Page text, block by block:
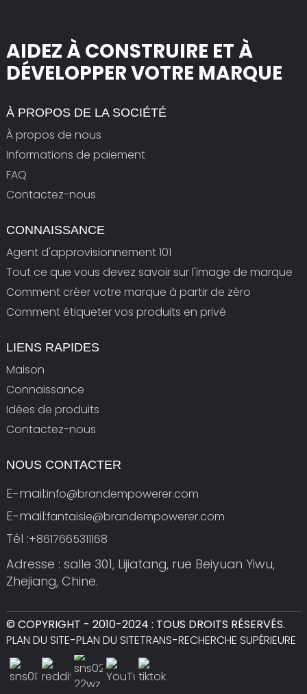
AIDEZ À CONSTRUIRE ET À
DÉVELOPPER VOTRE MARQUE
À PROPOS DE LA SOCIÉTÉ
À propos de nous
Informations de paiement
FAQ
Contactez-nous
CONNAISSANCE
Agent d'approvisionnement 101
Tout ce que vous devez savoir sur l'image de marque
Comment créer votre marque à partir de zéro
Comment étiqueter vos produits en privé
LIENS RAPIDES
Maison
Connaissance
Idées de produits
Contactez-nous
NOUS CONTACTER
E-mail:info@brandempowerer.com
E-mail:fantaisie@brandempowerer.com
Tél :+8617665311168
Adresse : salle 301, Lijiatang, rue Beiyuan Yiwu,
Zhejiang, Chine.
© COPYRIGHT - 2010-2024 : TOUS DROITS RÉSERVÉS.
PLAN DU SITE-PLAN DU SITETRANS-RECHERCHE SUPÉRIEURE